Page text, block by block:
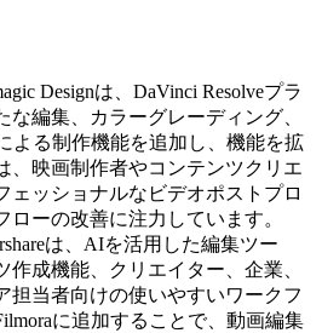
Designは、DaVinci Resolveプラ
な編集、カラーグレーディング、
よる制作機能を追加し、機能を拡
、映画制作者やコンテンツクリエ
ェッショナルなビデオポストプロ
ローの改善に注力しています。
は、AIを活用した編集ツー
作成機能、クリエイター、企業、
担当者向けの使いやすいワークフ
に追加することで、動画編集